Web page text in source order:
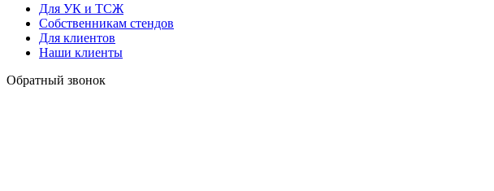
Для УК и ТСЖ
Собственникам стендов
Для клиентов
Наши клиенты
Обратный звонок